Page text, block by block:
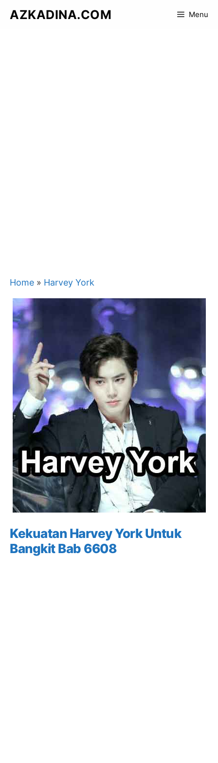
AZKADINA.COM Menu
Home » Harvey York
Kekuatan Harvey York Untuk
Bangkit Bab 6608